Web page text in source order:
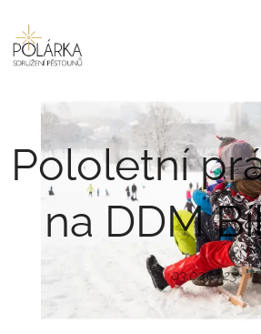
Pololetní
na DDM
03.02.2023